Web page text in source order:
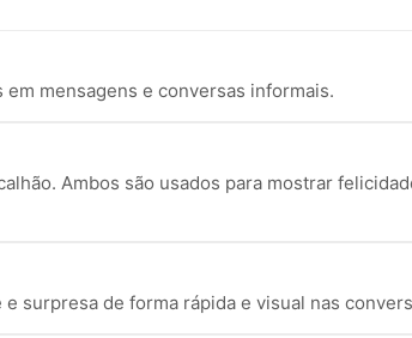
mensagens e conversas informais.
Ambos são usados para mostrar
surpresa de forma rápida e visual nas